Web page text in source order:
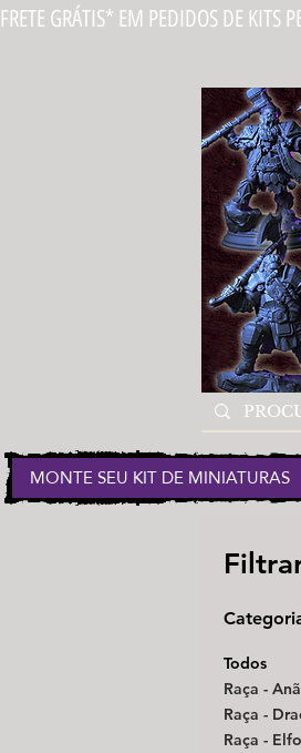
FRETE GRÁTIS* EM PEDIDOS DE KITS
MONTE SEU KIT DE MINIATURAS
Todos
Raça -
Raça -
Raça -